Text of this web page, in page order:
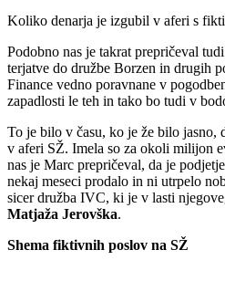
Koliko denarja je izgubil v aferi s
Podobno nas je takrat prepričeval
terjatve do družbe Borzen in drugih
Finance vedno poravnane v
zapadlosti le teh in tako bo tudi v
To je bilo v času, ko je že bilo jasno,
v aferi SŽ. Imela so za okoli milijon
nas je Marc prepričeval, da je
nekaj meseci prodalo in ni utrpelo
sicer družba IVC, ki je v lasti
Matjaža Jerovška.
Shema fiktivnih poslov na SŽ